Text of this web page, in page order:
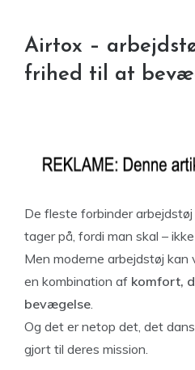
Airtox –
frihed til at
De fleste forbinder
tager på, fordi man skal –
Men moderne arbejdstøj
en kombination af komfort,
bevægelse
Og det er netop det, det
gjort til deres mission.